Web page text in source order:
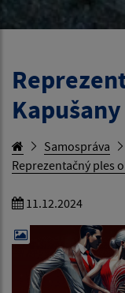
Samospráva
Reprezentačný ples
11.12.2024